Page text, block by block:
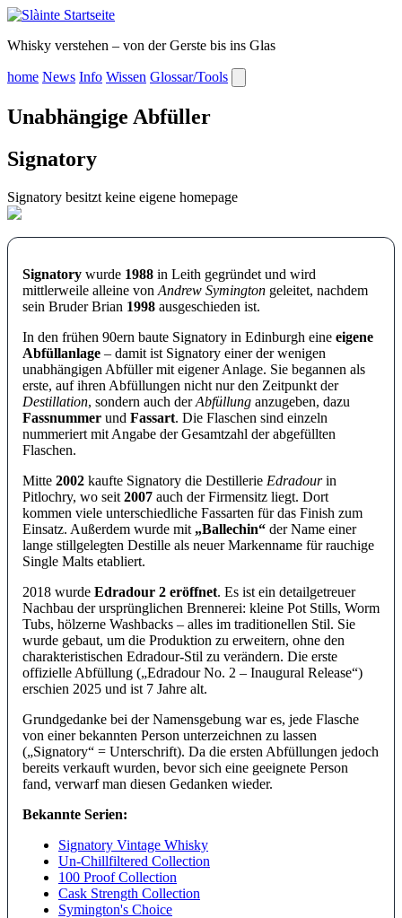
Whisky verstehen – von der Gerste bis ins Glas
home News Info Wissen Glossar/Tools
Unabhängige Abfüller
Signatory
Signatory besitzt keine eigene homepage
Signatory wurde 1988 in Leith gegründet und wird
mittlerweile alleine von Andrew Symington geleitet, nachdem
sein Bruder Brian 1998 ausgeschieden ist.
In den frühen 90ern baute Signatory in Edinburgh eine eigene
Abfüllanlage – damit ist Signatory einer der wenigen
unabhängigen Abfüller mit eigener Anlage. Sie begannen als
erste, auf ihren Abfüllungen nicht nur den Zeitpunkt der
Destillation, sondern auch derAbfüllung anzugeben, dazu
Fassnummer und Fassart. Die Flaschen sind einzeln
nummeriert mit Angabe der Gesamtzahl der abgefüllten
Flaschen.
Mitte 2002 kaufte Signatory die Destillerie Edradourin
Pitlochry, wo seit 2007 auch der Firmensitz liegt. Dort
kommen viele unterschiedliche Fassarten für das Finish zum
Einsatz. Außerdem wurde mit
Ballechin
der Name einer
lange stillgelegten Destille als neuer Markenname für rauchige
Single Malts etabliert.
2018 wurde Edradour 2 eröffnet. Es ist ein detailgetreuer
Nachbau der ursprünglichen Brennerei: kleine Pot Stills, Worm
Tubs, hölzerne Washbacks – alles im traditionellen Stil. Sie
wurde gebaut, um die Produktion zu erweitern, ohne den
charakteristischen Edradour-Stil zu verändern. Die erste
offizielle Abfüllung ( Edradour No. 2 – Inaugural Release )
erschien 2025 und ist 7 Jahre alt.
Grundgedanke bei der Namensgebung war es, jede Flasche
von einer bekannten Person unterzeichnen zu lassen
( Signatory
= Unterschrift). Da die ersten Abfüllungen jedoch
bereits verkauft wurden, bevor sich eine geeignete Person
fand, verwarf man diesen Gedanken wieder.
Bekannte Serien:
Signatory Vintage Whisky
Un-Chillfiltered Collection
100 Proof Collection
Cask Strength Collection
Symington's Choice